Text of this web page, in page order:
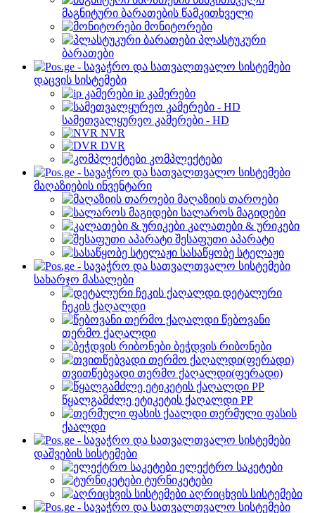
მაგნიტური ბარათების წამკითხველი
მონიტორები
პლასტუკური
ბარათები
დაცვის სისტემები
ip კამერები
სამეთვალყურეო კამერები - HD
NVR
DVR
კომპლექტები
მაღაზიების ინვენტარი
მაღაზიის თაროები
სალაროს მაგიდები
კალათები & ურიკები
შესაფუთი აპარატი
სასაწყობე სტელაჟი
სახარჯო მასალები
დეტალური
ჩეკის ქაღალდი
წებოვანი
თერმო ქაღალდი
ბეჭდვის რიბონები
თვითწებვადი თერმო ქაღალდი(ფერადი)
წყალგამძლე ეტიკეტის ქაღალდი PP
თერმული ფასის
ქაალდი
დაშვების სისტემები
ელექტრო საკეტები
ტურნიკეტები
აღრიცხვის სისტემები